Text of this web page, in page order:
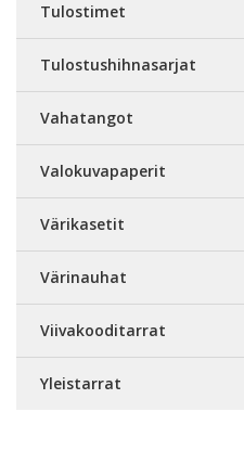
Tulostimet
Tulostushihnasarjat
Vahatangot
Valokuvapaperit
Värikasetit
Värinauhat
Viivakooditarrat
Yleistarrat